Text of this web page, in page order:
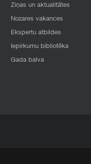
Ziņas un aktualitātes
Nozares vakances
Ekspertu atbildes
Iepirkumu bibliotēka
Gada balva